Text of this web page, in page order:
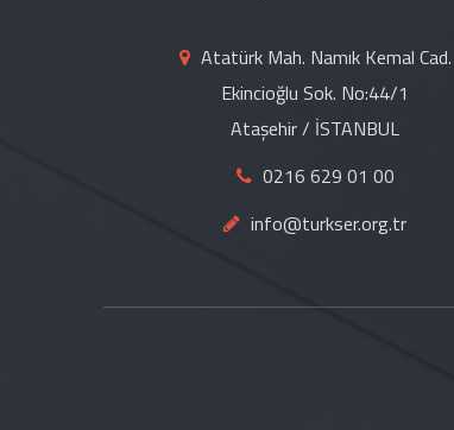
Atatürk Mah. Namık Kemal Cad.
Ekincioğlu Sok. No:44/1
Ataşehir / İSTANBUL
0216 629 01 00
info@turkser.org.tr